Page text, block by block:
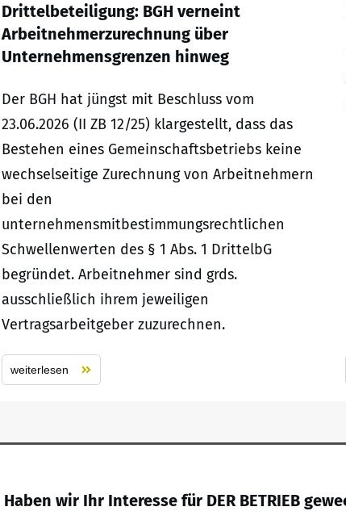
Drittelbeteiligung: BGH verneint
Arbeitnehmerzurechnung über
Unternehmensgrenzen hinweg
Der BGH hat jüngst mit Beschluss vom
23.06.2026 (II ZB 12/25) klargestellt, dass das
Bestehen eines Gemeinschaftsbetriebs keine
wechselseitige Zurechnung von Arbeitnehmern
bei den
unternehmensmitbestimmungsrechtlichen
Schwellenwerten des § 1 Abs. 1 DrittelbG
begründet. Arbeitnehmer sind grds.
ausschließlich ihrem jeweiligen
Vertragsarbeitgeber zuzurechnen.
weiterlesen
Haben wir Ihr Interesse für DER BETRIEB